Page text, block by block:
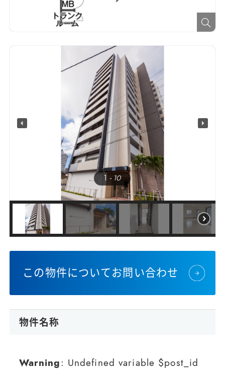
1 - 10
この物件についてお問い合わせ
物件名称
Warning: Undefined variable $post_id